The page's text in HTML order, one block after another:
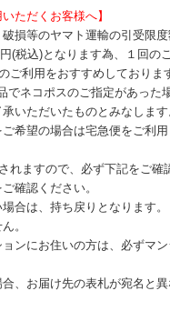
ただくお客様へ】
損等のヤマト運輸の引受限
円(税込)となります為、 １回の
ご利用をおすすめしておりま
でネコポスのご指定があった
いただいたものとみなします
希望の場合は宅急便をご利用
れますので、必ず下記をご確
確認ください。
合は、持ち戻りとなります。
。
ョンにお住いの方は、必ずマ
合、お届け先の表札が宛名と